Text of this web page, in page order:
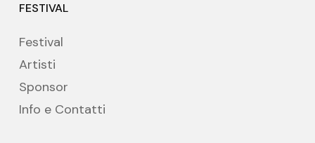
FESTIVAL
Festival
Artisti
Sponsor
Info e Contatti